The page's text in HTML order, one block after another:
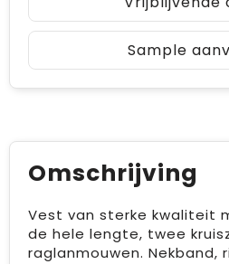
Sample
Omschrijving
Vest van sterke kwaliteit
de hele lengte, twee
raglanmouwen. Nekband,